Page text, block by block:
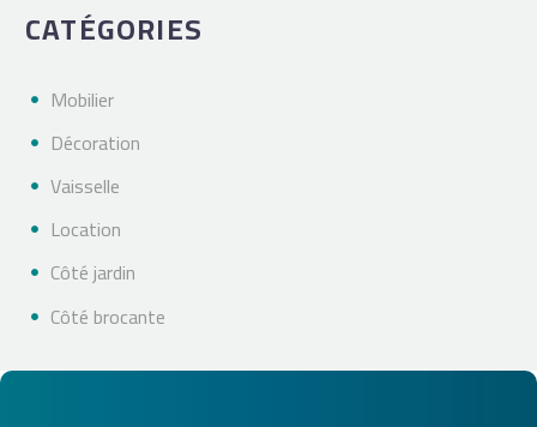
CATÉGORIES
Mobilier
Décoration
Vaisselle
Location
Côté jardin
Côté brocante